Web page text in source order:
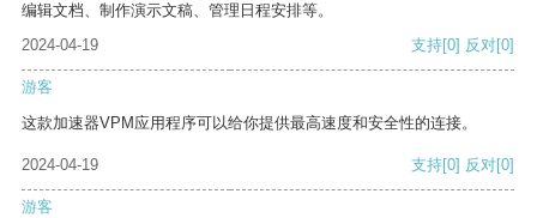
编辑文档、制作演示文稿、管理日程安排等。
2024-04-19
支持[0] 反对[0]
游客
这款加速器VPM应用程序可以给你提供最高速度和安全性的连接。
2024-04-19 支持[0] 反对[0]
游客